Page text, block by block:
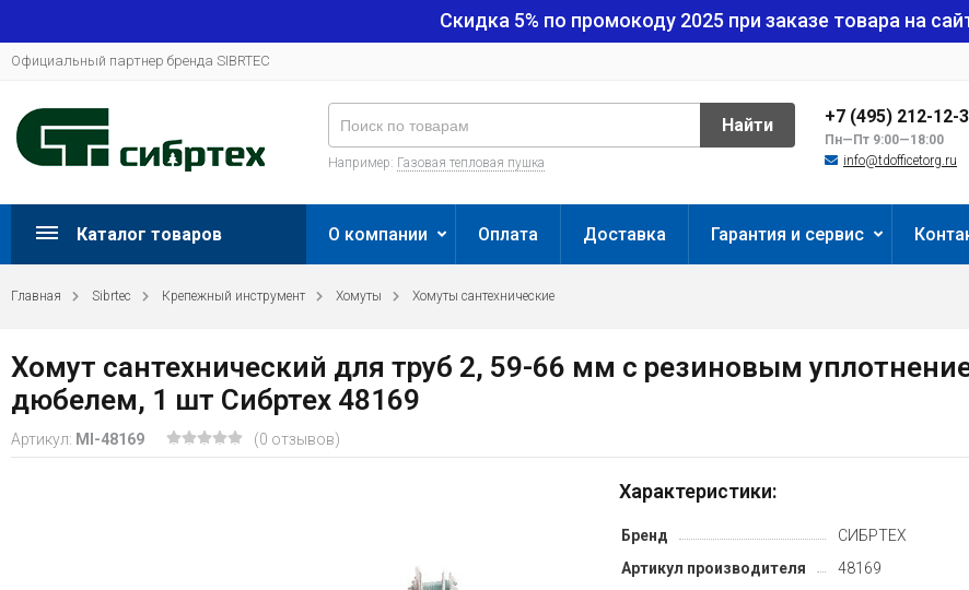
Скидка 5% по промокоду 2025 при заказе товара на
Официальный партнер бренда SIBRTEC
+7 (495) 212-12-
Пн—Пт 9:00—18:00
info@tdofficetorg.ru
Найти
Например: Газовая тепловая пушка
Каталог товаров О компании Оплата Доставка Гарантия и сервис
Главная Sibrtec Крепежный инструмент Хомуты Хомуты сантехнические
Хомут сантехнический для труб 2, 59-66 мм с резиновым
дюбелем, 1 шт Сибртех 48169
Артикул: MI-48169 (0 отзывов)
Характеристики:
Бренд
СИБРТЕХ
Артикул производителя
48169